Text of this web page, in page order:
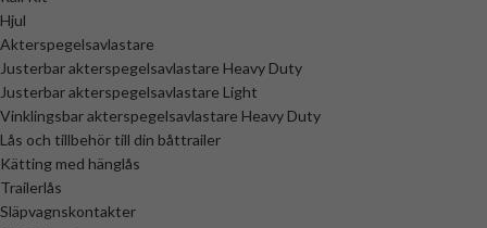
Hjul
Akterspegelsavlastare
Justerbar akterspegelsavlastare Heavy Duty
Justerbar akterspegelsavlastare Light
Vinklingsbar akterspegelsavlastare Heavy Duty
Lås och tillbehör till din båttrailer
Kätting med hänglås
Trailerlås
Släpvagnskontakter